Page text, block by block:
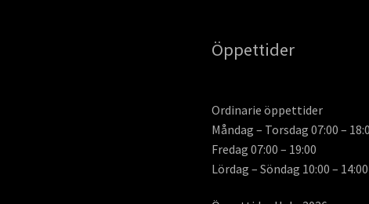
Öppettider
Ordinarie öppettider
Måndag – Torsdag 07:00 –
Fredag 07:00 – 19:00
Lördag – Söndag 10:00 – 14:00